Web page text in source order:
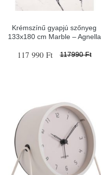
Krémszínű gyapjú szőnyeg
133x180 cm Marble – Agnella
117 990 Ft 117990 Ft